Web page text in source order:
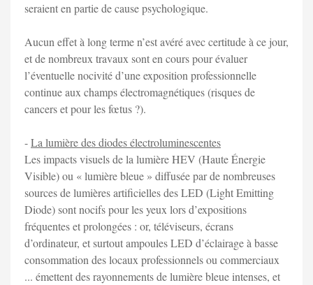
seraient en partie de cause psychologique.
Aucun effet à long terme n’est avéré avec certitude à ce jour,
et de nombreux travaux sont en cours pour évaluer
l’éventuelle nocivité d’une exposition professionnelle
continue aux champs électromagnétiques (risques de
cancers et pour les fœtus ?).
-La lumière des diodes électroluminescentes
Les impacts visuels de la lumière HEV (Haute Énergie
Visible) ou « lumière bleue » diffusée par de nombreuses
sources de lumières artificielles des LED (Light Emitting
Diode) sont nocifs pour les yeux lors d’expositions
fréquentes et prolongées : or, téléviseurs, écrans
d’ordinateur, et surtout ampoules LED d’éclairage à basse
consommation des locaux professionnels ou commerciaux
... émettent des rayonnements de lumière bleue intenses, et